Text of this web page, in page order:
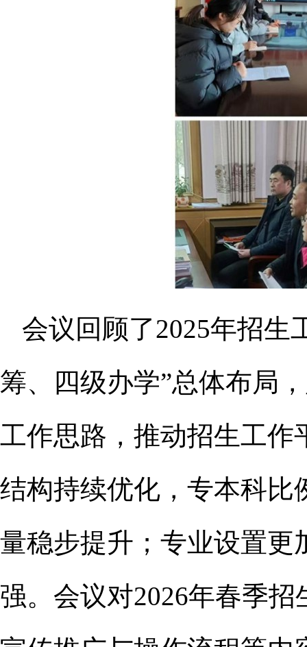
会议回顾了2025年招生
筹、四级办学”总体布局
工作思路，推动招生工作
结构持续优化，专本科比
量稳步提升；专业设置更
强。会议对2026年春季